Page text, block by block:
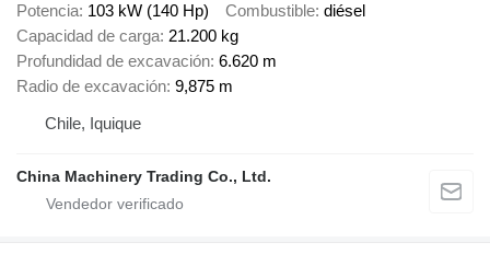
Potencia 103 kW (140 Hp) Combustible diésel
Capacidad de carga 21.200 kg
Profundidad de excavación 6.620 m
Radio de excavación 9,875 m
Chile, Iquique
China Machinery Trading Co., Ltd.